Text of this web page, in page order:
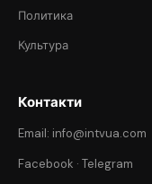
Политика
Культура
Контакти
Email: info@intvua.com
Facebook · Telegram